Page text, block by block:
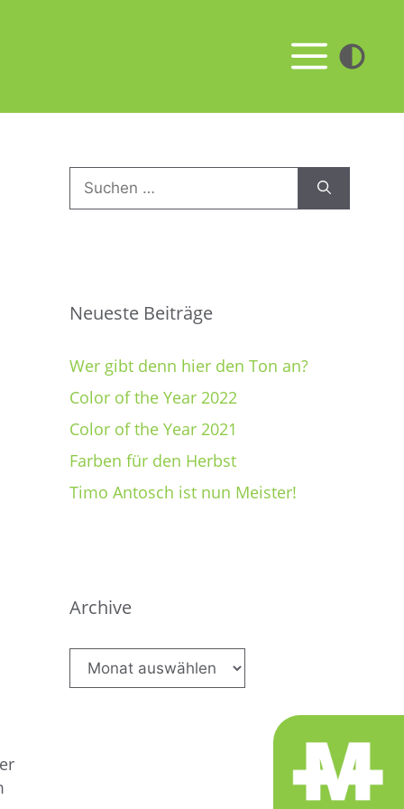
Suchen
nach:
Neueste Beiträge
Wer gibt denn hier den Ton an?
Color of the Year 2022
Color of the Year 2021
Farben für den Herbst
Timo Antosch ist nun Meister!
Archive
Archive